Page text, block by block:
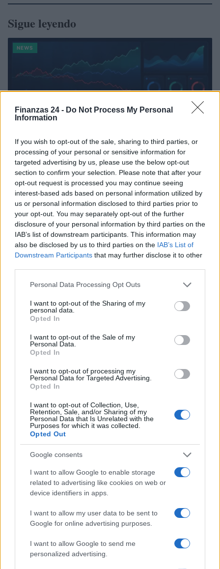
Finanzas 24 - Do Not Process My Personal
Information
If you wish to opt-out of the sale, sharing to third parties, or
processing of your personal or sensitive information for
targeted advertising by us, please use the below opt-out
section to confirm your selection. Please note that after your
opt-out request is processed you may continue seeing
interest-based ads based on personal information utilized by
us or personal information disclosed to third parties prior to
your opt-out. You may separately opt-out of the further
disclosure of your personal information by third parties on the
IAB’s list of downstream participants. This information may
also be disclosed by us to third parties on the IAB’s List of
Downstream Participants that may further disclose it to other
Please note that this website/app uses one or more Google
not limited to your visit or usage behaviour. You may click to
grant or deny consent to Google and its third-party tags to
use your data for below specified purposes in below Google
consent section.
Personal Data Processing Opt Outs
I want to opt-out of the Sharing of my
personal data.
Opted In
I want to opt-out of the Sale of my
Personal Data.
Opted In
I want to opt-out of processing my
Personal Data for Targeted Advertising.
Opted In
I want to opt-out of Collection, Use,
Retention, Sale, and/or Sharing of my
Personal Data that Is Unrelated with the
Purposes for which it was collected.
Opted Out
Google consents
I want to allow Google to enable storage
related to advertising like cookies on web or
device identifiers in apps.
I want to allow my user data to be sent to
Google for online advertising purposes.
I want to allow Google to send me
personalized advertising.
Sigue leyendo
NEWS
El euro se debilita frente al dólar mientras las criptomonedas
mantienen su estabilidad
Lucía Herrera · 10 Ago 2026
NEWS
Lucía Herrera · 7 Ago 2026
Lucía Herrera · 6 Ago 2026